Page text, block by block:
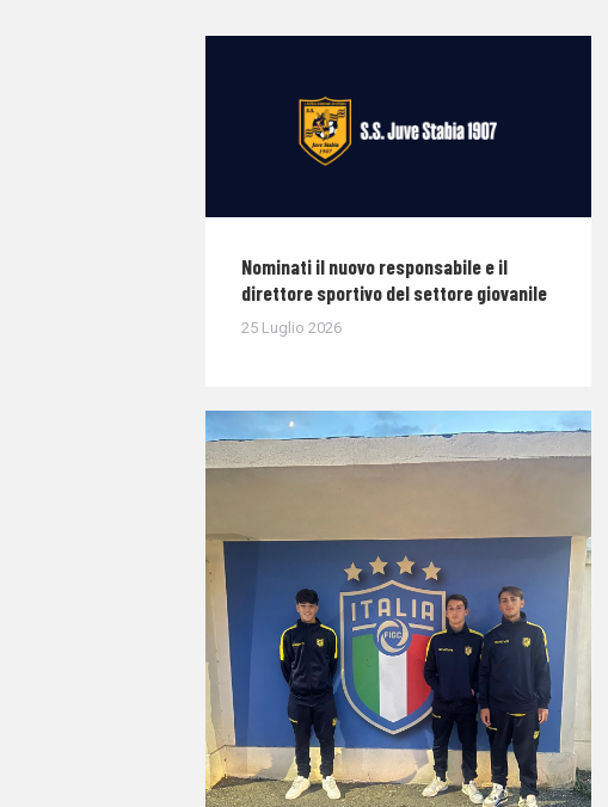
Nominati il nuovo responsabile e il
direttore sportivo del settore giovanile
25 Luglio 2026